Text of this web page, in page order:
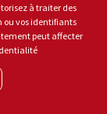
réservés.
d'utilisation
à traiter des
ou vos identifiants
peut affecter